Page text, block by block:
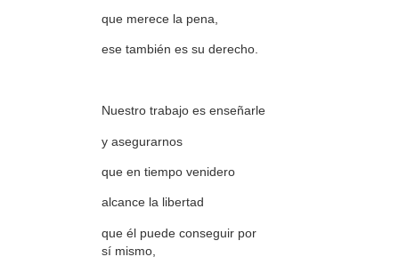
que merece la pena,
ese también es su derecho.
Nuestro trabajo es enseñarle
y asegurarnos
que en tiempo venidero
alcance la libertad
que él puede conseguir por
sí mismo,